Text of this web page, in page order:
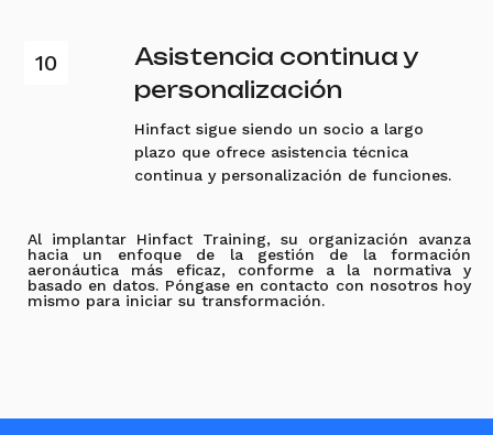
Asistencia continua y
personalización
Hinfact sigue siendo un socio a largo
plazo que ofrece asistencia técnica
continua y personalización de funciones.
Al implantar Hinfact Training, su organización avanza
hacia un enfoque de la gestión de la formación
aeronáutica más eficaz, conforme a la normativa y
basado en datos. Póngase en contacto con nosotros hoy
mismo para iniciar su transformación.